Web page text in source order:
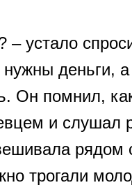
– устало
деньги,
Он помнил,
и слушал
рядом
трогали